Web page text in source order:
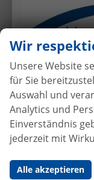
Übergabe
Wasser
24.9.2016 •
Wir
Unsere Website
für Sie
Auswahl und
Analytics und
Einverständnis
jederzeit mit
Alle akzeptieren
Autokauf
Beim
maximale